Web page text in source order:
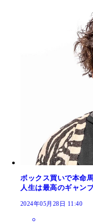
ボックス買いで本命
人生は最高のギャン
2024年05月28日 11:40